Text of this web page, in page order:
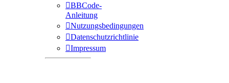
BBCode-
Anleitung
Nutzungsbedingungen
Datenschutzrichtlinie
Impressum